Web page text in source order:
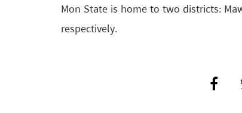
Mon State is home to two districts:
respectively.